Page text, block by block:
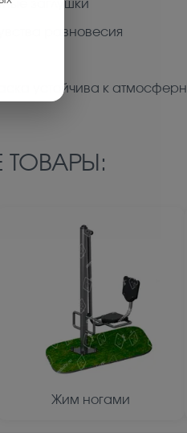
заглушки
равновесия
устойчива к
ТОВАРЫ:
Жим ногами